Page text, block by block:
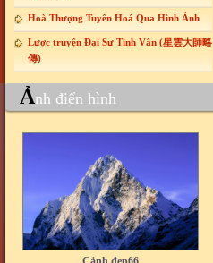
Hoà Thượng Tuyên Hoá Qua Hình Ảnh
Lược truyện Đại Sư Tinh Vân (星雲大師略
傳)
Ảnh điển hình
Vu Lan 2007003
Cảnh đẹp66